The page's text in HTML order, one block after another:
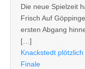
Die neue Spielzeit
Frisch Auf
ersten Abgang
[…]
Knackstedt
Finale